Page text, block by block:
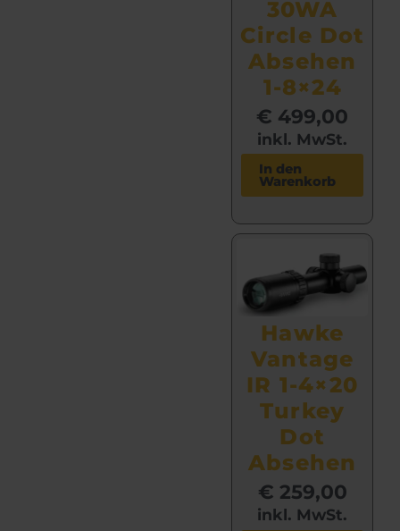
30WA
Circle Dot
Absehen
1-8×24
€ 499,00
inkl. MwSt.
In den
Warenkorb
Hawke
Vantage
IR 1-4×20
Turkey
Dot
Absehen
€ 259,00
inkl. MwSt.